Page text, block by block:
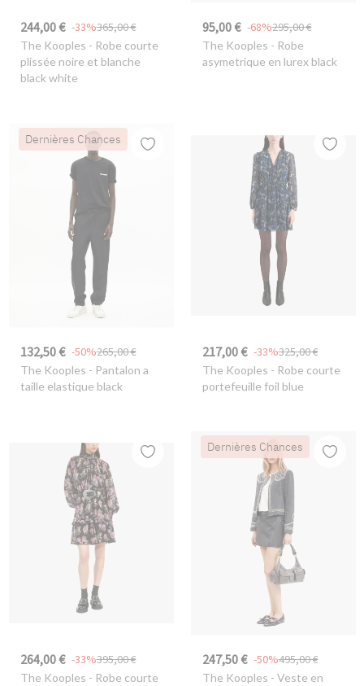
244,00 € 365,00 €
-33%
The Kooples - Robe courte
plissée noire et blanche
black white
95,00 € 295,00 €
-68%
The Kooples - Robe
asymetrique en lurex black
Dernières Chances
132,50 € 265,00 €
-50%
The Kooples - Pantalon a
taille elastique black
217,00 € 325,00 €
-33%
The Kooples - Robe courte
portefeuille foil blue
264,00 € 395,00 €
-33%
The Kooples - Robe courte
Dernières Chances
247,50 € 495,00 €
-50%
The Kooples - Veste en